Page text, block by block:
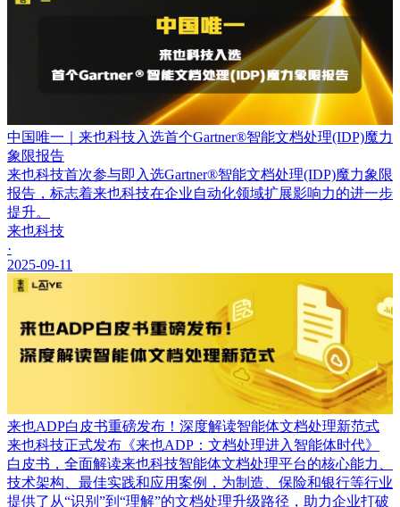
中国唯一｜来也科技入选首个Gartner®智能文档处理(IDP)魔力
象限报告
来也科技首次参与即入选Gartner®智能文档处理(IDP)魔力象限
报告，标志着来也科技在企业自动化领域扩展影响力的进一步
提升。
来也科技
·
2025-09-11
来也ADP白皮书重磅发布！深度解读智能体文档处理新范式
来也科技正式发布《来也ADP：文档处理进入智能体时代》
白皮书，全面解读来也科技智能体文档处理平台的核心能力、
技术架构、最佳实践和应用案例，为制造、保险和银行等行业
提供了从“识别”到“理解”的文档处理升级路径，助力企业打破